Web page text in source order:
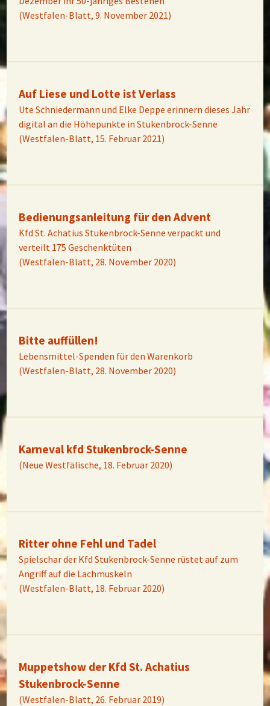
(Westfalen-Blatt, 9. November 2021)
Auf Liese und Lotte ist Verlass
Ute Schniedermann und Elke Deppe erinnern dieses Jahr
digital an die Höhepunkte in Stukenbrock-Senne
(Westfalen-Blatt, 15. Februar 2021)
Bedienungsanleitung für den Advent
Kfd St. Achatius Stukenbrock-Senne verpackt und
verteilt 175 Geschenktüten
(Westfalen-Blatt, 28. November 2020)
Bitte auffüllen!
Lebensmittel-Spenden für den Warenkorb
(Westfalen-Blatt, 28. November 2020)
Karneval kfd Stukenbrock-Senne
(Neue Westfälische, 18. Februar 2020)
Ritter ohne Fehl und Tadel
Spielschar der Kfd Stukenbrock-Senne rüstet auf zum
Angriff auf die Lachmuskeln
(Westfalen-Blatt, 18. Februar 2020)
Muppetshow der Kfd St. Achatius
Stukenbrock-Senne
(Westfalen-Blatt, 26. Februar 2019)